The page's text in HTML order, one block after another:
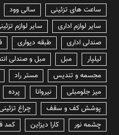
ساعت های تزئینی
سالی وود
سایر لوازم اداری
سایر لوازم
صندلی اداری
طبقه دیواری
لیلپار
مبل مبل و صندلی
مجسمه و تندیس
مستر راد
میز جلومبلی
نیروانا پرده
پوشش کف و سقف
چراغ
چشمه نور
کارا دیزاین
کمد